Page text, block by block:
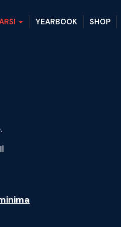
YEARBOOK SHOP